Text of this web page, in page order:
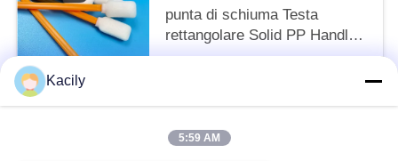
punta di schiuma Testa
rettangolare Solid PP Handle
Lint Swabs Free
Kacily
5:59 AM